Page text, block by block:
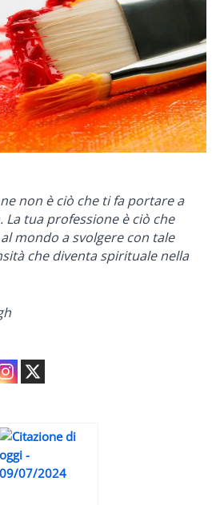
non è ciò che ti fa portare a
La tua professione è ciò che
mondo a svolgere con tale
che diventa spirituale nella